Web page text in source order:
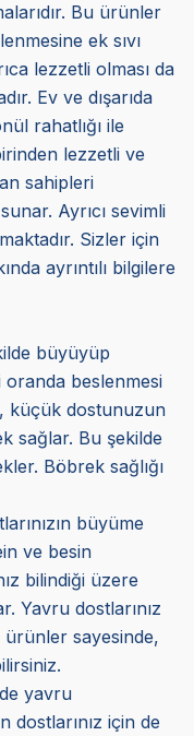
Bu ürünler
ek sıvı
lezzetli olması da
Ev ve dışarıda
rahatlığı ile
lezzetli ve
sahipleri
Ayrıcı sevimli
Sizler için
ayrıntılı bilgilere
büyüyüp
oranda beslenmesi
küçük dostunuzun
sağlar. Bu şekilde
Böbrek sağlığı
büyüme
ve besin
bilindiği üzere
Yavru dostlarınız
sayesinde,
yavru
dostlarınız için de